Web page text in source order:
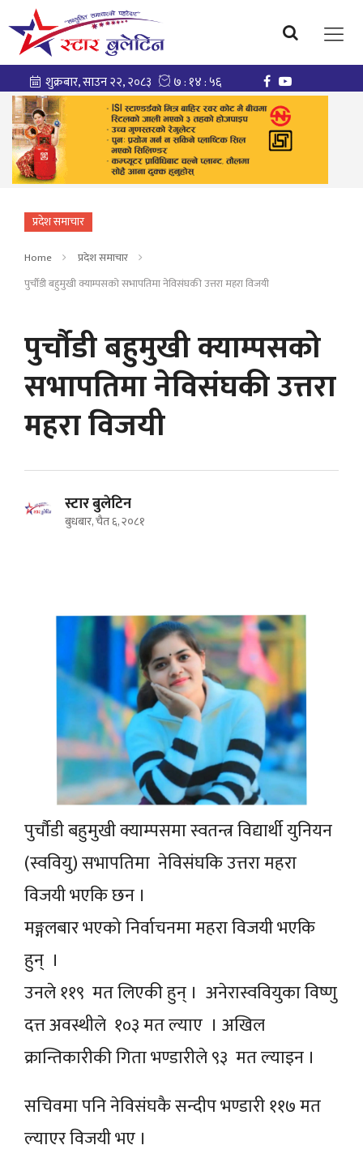
प्रदेश समाचार
Home
प्रदेश समाचार
पुर्चौडी बहुमुखी क्याम्पसको सभापतिमा नेविसंघकी उत्तरा महरा विजयी
पुर्चौडी बहुमुखी क्याम्पसको
सभापतिमा नेविसंघकी उत्तरा
महरा विजयी
स्टार बुलेटिन
बुधबार, चैत ६, २०८१
पुर्चौडी बहुमुखी क्याम्पसमा स्वतन्त्र विद्यार्थी युनियन
(स्ववियु) सभापतिमा नेविसंघकि उत्तरा महरा
विजयी भएकि छन ।
मङ्गलबार भएको निर्वाचनमा महरा विजयी भएकि
हुन् ।
उनले ११९ मत लिएकी हुन् । अनेरास्ववियुका विष्णु
दत्त अवस्थीले १०३ मत ल्याए । अखिल
क्रान्तिकारीकी गिता भण्डारीले ९३ मत ल्याइन ।
सचिवमा पनि नेविसंघकै सन्दीप भण्डारी ११७ मत
ल्याएर विजयी भए ।